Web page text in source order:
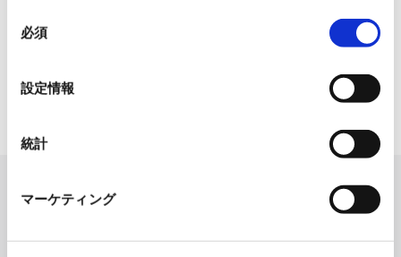
いるので、ご注意ください。これらのクッキーが受け入
れられない場合、本ウェブサイトの機能が制限される場
必須
設定情報
統計
マーケティング
「周南 蚤の市2026 ×周南本屋通